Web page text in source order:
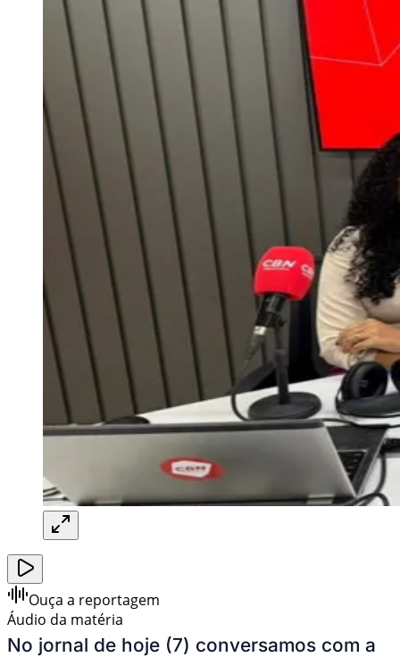
Ouça a reportagem
Áudio da matéria
No jornal de hoje (7) conversamos com a